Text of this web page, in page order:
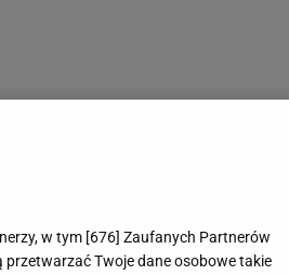
w tym [676] Zaufanych Partnerów
przetwarzać Twoje dane osobowe takie